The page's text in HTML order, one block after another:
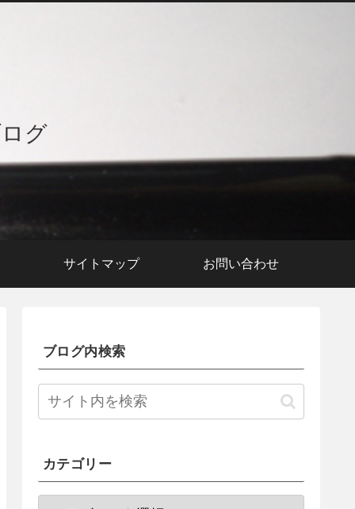
グ
サイトマップ お問い合わせ
ブログ内検索
カテゴリー